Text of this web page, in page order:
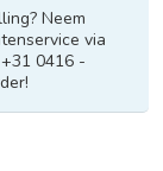
Neem
via
0416 -